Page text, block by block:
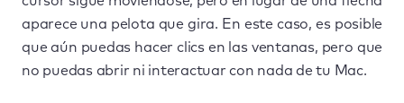
aparece una pelota que gira. En este caso, es posible
que aún puedas hacer clics en las ventanas, pero que
no puedas abrir ni interactuar con nada de tu Mac.